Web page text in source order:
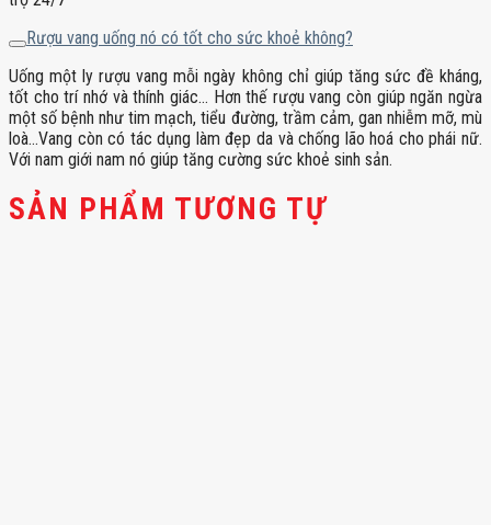
Rượu vang uống nó có tốt cho sức khoẻ không?
Uống một ly rượu vang mỗi ngày không chỉ giúp tăng sức đề kháng,
tốt cho trí nhớ và thính giác… Hơn thế rượu vang còn giúp ngăn ngừa
một số bệnh như tim mạch, tiểu đường, trầm cảm, gan nhiễm mỡ, mù
loà…Vang còn có tác dụng làm đẹp da và chống lão hoá cho phái nữ.
Với nam giới nam nó giúp tăng cường sức khoẻ sinh sản.
SẢN PHẨM TƯƠNG TỰ